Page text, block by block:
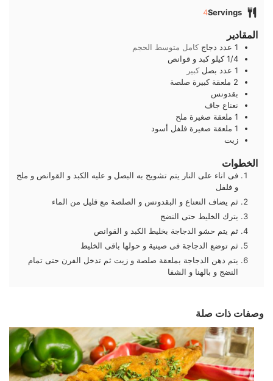
Servings
4
المقادير
1 عدد دجاج كامل متوسط الحجم
1/4 كيلوكبد و قوانص
1 عدد بصل كبير
2 ملعقة كبيرة صلصة
بقدونس
نعناع جاف
1 ملعقة صغيرة ملح
1 ملعقة صغيرة فلفل أسود
زيت
الخطوات
فى اناء على النار يتم تشويح به البصل و عليه الكبد و القوانص و ملح
و فلفل
ثم يضاف النعناع و البقدونس و الصلصة مع قليل من الماء
يترك الخليط حتى النضج
ثم يتم حشو الدجاجة بخليط الكبد و القوانص
ثم توضع الدجاجة فى صينية و حولها باقى الخليط
يتم دهن الدجاجة بملعقة صلصة و زيت ثم تدخل الفرن حتى تمام
النضج و بالهنا و الشفا
وصفات ذات صلة